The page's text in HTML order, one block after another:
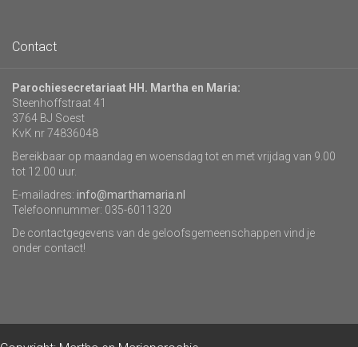
Contact
Parochiesecretariaat HH. Martha en Maria:
Steenhoffstraat 41
3764 BJ Soest
KvK nr 74836048
Bereikbaar op maandag en woensdag tot en met vrijdag van 9.00
tot 12.00 uur.
E-mailadres: info@marthamaria.nl
Telefoonnummer: 035-6011320
De contactgegevens van de geloofsgemeenschappen vind je
onder contact!